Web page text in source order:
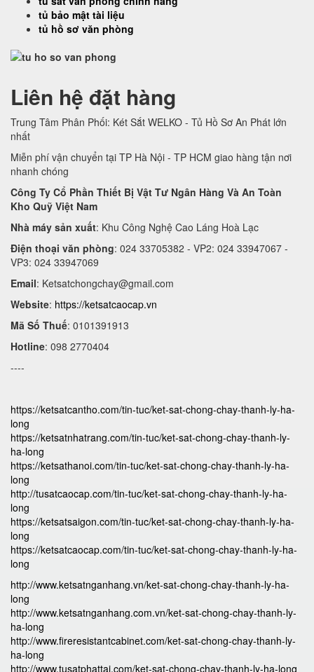
tủ bảo mật tài liệu
tủ hồ sơ văn phòng
Liên hệ đặt hàng
Trung Tâm Phân Phối: Két Sắt WELKO - Tủ Hồ Sơ An Phát lớn
nhất
Miễn phí vận chuyển tại TP Hà Nội - TP HCM giao hàng tận nơi
nhanh chóng
Công Ty Cổ Phần Thiết Bị Vật Tư Ngân Hàng Và An Toàn
Kho Quỹ Việt Nam
Nhà máy sản xuất: Khu Công Nghệ Cao Láng Hoà Lạc
Điện thoại văn phòng: 024 33705382 - VP2: 024 33947067 -
VP3: 024 33947069
Email: Ketsatchongchay@gmail.com
Website: https://ketsatcaocap.vn
Mã Số Thuế: 0101391913
Hotline: 098 2770404
----
https://ketsatcantho.com/tin-tuc/ket-sat-chong-chay-thanh-ly-ha-
long
https://ketsatnhatrang.com/tin-tuc/ket-sat-chong-chay-thanh-ly-
ha-long
https://ketsathanoi.com/tin-tuc/ket-sat-chong-chay-thanh-ly-ha-
long
http://tusatcaocap.com/tin-tuc/ket-sat-chong-chay-thanh-ly-ha-
long
https://ketsatsaigon.com/tin-tuc/ket-sat-chong-chay-thanh-ly-ha-
long
https://ketsatcaocap.com/tin-tuc/ket-sat-chong-chay-thanh-ly-ha-
long
http://www.ketsatnganhang.vn/ket-sat-chong-chay-thanh-ly-ha-
long
http://www.ketsatnganhang.com.vn/ket-sat-chong-chay-thanh-ly-
ha-long
http://www.fireresistantcabinet.com/ket-sat-chong-chay-thanh-ly-
ha-long
http://www.tusatphattai.com/ket-sat-chong-chay-thanh-ly-ha-long